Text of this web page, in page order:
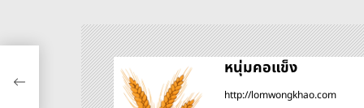
แ
น
หนุ่มคอแข็ง
http://lomwongkhao.com
น